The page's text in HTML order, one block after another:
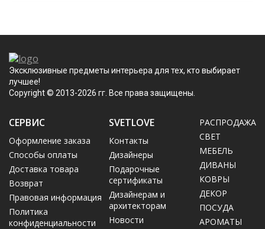
Эксклюзивные предметы интерьера для тех, кто выбирает
лучшее!
Copyright © 2013-2026 гг. Все права защищены.
СЕРВИС
Оформление заказа
Способы оплаты
Доставка товара
Возврат
Правовая информация
Политика
конфиденциальности
SVETLOVE
Контакты
Дизайнеры
Подарочные
сертификаты
Дизайнерам и
архитекторам
Новости
РАСПРОДАЖА
CВЕТ
МЕБЕЛЬ
ДИВАНЫ
КОВРЫ
ДЕКОР
ПОСУДА
АРОМАТЫ